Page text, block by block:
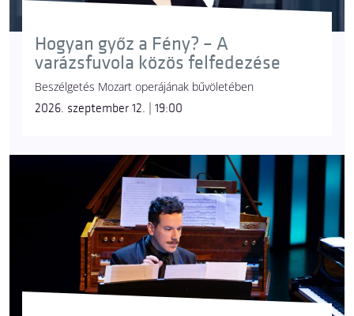
Hogyan győz a Fény? – A
varázsfuvola közös felfedezése
Beszélgetés Mozart operájának bűvöletében
2026. szeptember 12. | 19:00